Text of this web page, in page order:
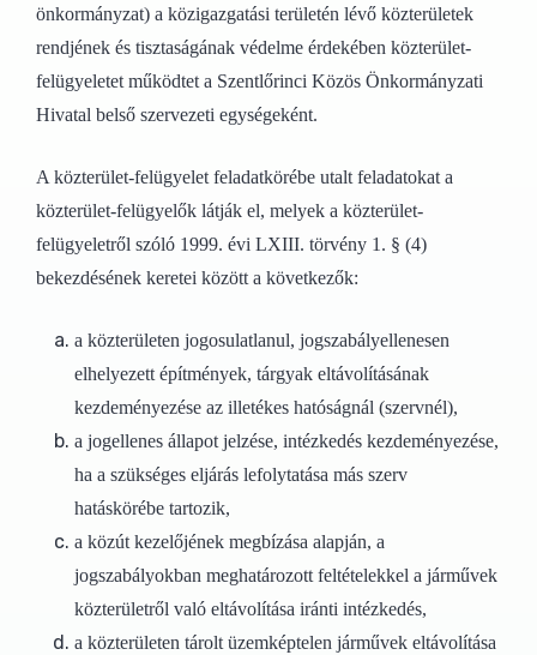
önkormányzat) a közigazgatási területén lévő közterületek
rendjének és tisztaságának védelme érdekében közterület-
felügyeletet működtet a Szentlőrinci Közös Önkormányzati
Hivatal belső szervezeti egységeként.
A közterület-felügyelet feladatkörébe utalt feladatokat a
közterület-felügyelők látják el, melyek a közterület-
felügyeletről szóló 1999. évi LXIII. törvény 1. § (4)
bekezdésének keretei között a következők:
a közterületen jogosulatlanul, jogszabályellenesen
elhelyezett építmények, tárgyak eltávolításának
kezdeményezése az illetékes hatóságnál (szervnél),
a jogellenes állapot jelzése, intézkedés kezdeményezése,
ha a szükséges eljárás lefolytatása más szerv
hatáskörébe tartozik,
a közút kezelőjének megbízása alapján, a
jogszabályokban meghatározott feltételekkel a járművek
közterületről való eltávolítása iránti intézkedés,
a közterületen tárolt üzemképtelen járművek eltávolítása